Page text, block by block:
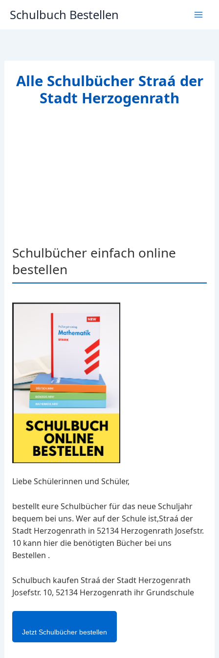
InhaltSchulbuch Bestellen
Alle Schulbücher Straá der
Stadt Herzogenrath
Schulbücher einfach online
bestellen
Liebe Schülerinnen und Schüler,
bestellt eure Schulbücher für das neue Schuljahr
bequem bei uns. Wer auf der Schule ist,Straá der
Stadt Herzogenrath in 52134 Herzogenrath Josefstr.
10 kann hier die benötigten Bücher bei uns
Bestellen .
Schulbuch kaufen Straá der Stadt Herzogenrath
Josefstr. 10, 52134 Herzogenrath ihr Grundschule
Jetzt Schulbücher bestellen